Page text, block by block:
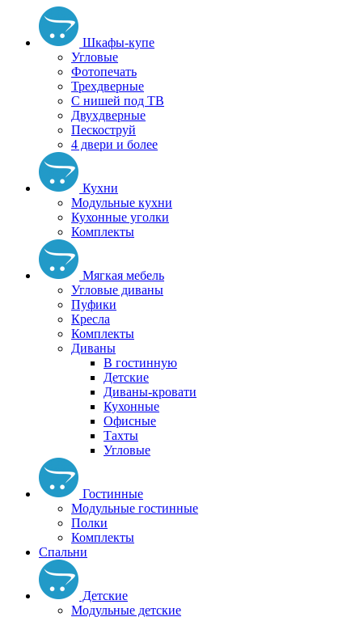
Шкафы-купе
Угловые
Фотопечать
Трехдверные
С нишей под ТВ
Двухдверные
Пескоструй
4 двери и более
Кухни
Модульные кухни
Кухонные уголки
Комплекты
Мягкая мебель
Угловые диваны
Пуфики
Кресла
Комплекты
Диваны
В гостинную
Детские
Диваны-кровати
Кухонные
Офисные
Тахты
Угловые
Гостинные
Модульные гостинные
Полки
Комплекты
Спальни
Детские
Модульные детские